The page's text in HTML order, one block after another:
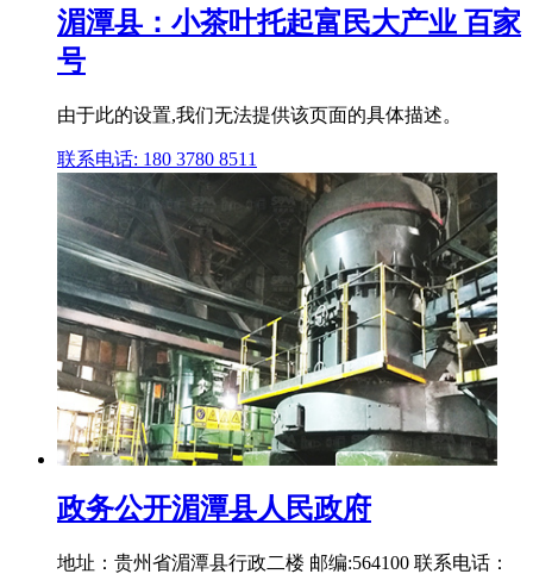
湄潭县：小茶叶托起富民大产业 百家
号
由于此的设置,我们无法提供该页面的具体描述。
联系电话: 180 3780 8511
政务公开湄潭县人民政府
地址：贵州省湄潭县行政二楼 邮编:564100 联系电话：